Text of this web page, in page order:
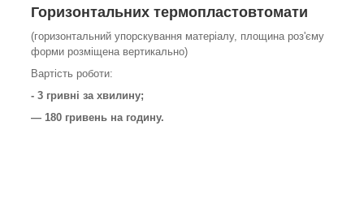
Горизонтальних термопластовтомати
(горизонтальний упорскування матеріалу, площина роз'єму
форми розміщена вертикально)
Вартість роботи:
- 3 гривні за хвилину;
— 180 гривень на годину.